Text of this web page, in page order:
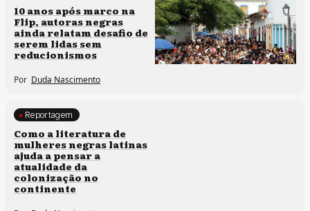
Processos artísticos
10 anos após marco na
Flip, autoras negras
ainda relatam desafio de
serem lidas sem
reducionismos
Por Duda Nascimento
Direitos humanos
Reportagem
Como a literatura de
mulheres negras latinas
ajuda a pensar a
atualidade da
colonização no
continente